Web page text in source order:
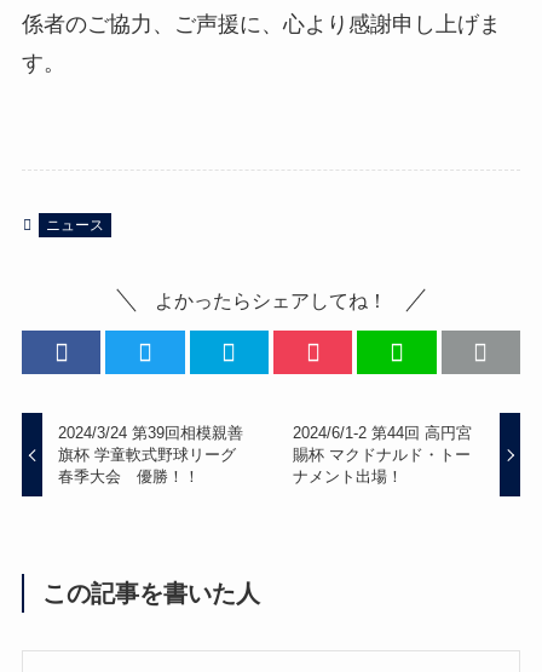
係者のご協力、ご声援に、心より感謝申し上げま
す。
ニュース
よかったらシェアしてね！
2024/3/24 第39回相模親善
旗杯 学童軟式野球リーグ
春季大会 優勝！！
2024/6/1-2 第44回 高円宮
賜杯 マクドナルド・トー
ナメント出場！
この記事を書いた人